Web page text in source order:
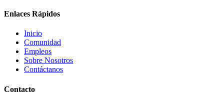
Enlaces Rápidos
Inicio
Comunidad
Empleos
Sobre Nosotros
Contáctanos
Contacto